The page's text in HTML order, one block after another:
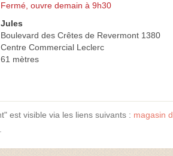
Fermé, ouvre demain à 9h30
Jules
Boulevard des Crêtes de Revermont 1380
Centre Commercial Leclerc
61 mètres
est visible via les liens suivants : magasin
.